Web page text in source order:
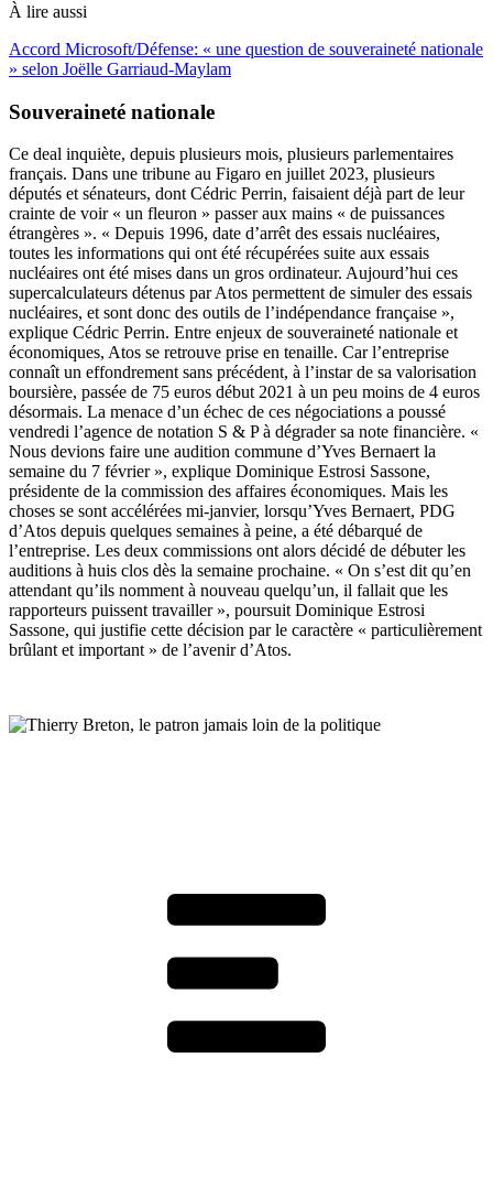
À lire aussi
Accord Microsoft/Défense: « une question de souveraineté nationale
» selon Joëlle Garriaud-Maylam
Souveraineté nationale
Ce deal inquiète, depuis plusieurs mois, plusieurs parlementaires
français. Dans une tribune au Figaro en juillet 2023, plusieurs
députés et sénateurs, dont Cédric Perrin, faisaient déjà part de leur
crainte de voir « un fleuron » passer aux mains « de puissances
étrangères ». « Depuis 1996, date d’arrêt des essais nucléaires,
toutes les informations qui ont été récupérées suite aux essais
nucléaires ont été mises dans un gros ordinateur. Aujourd’hui ces
supercalculateurs détenus par Atos permettent de simuler des essais
nucléaires, et sont donc des outils de l’indépendance française »,
explique Cédric Perrin. Entre enjeux de souveraineté nationale et
économiques, Atos se retrouve prise en tenaille. Car l’entreprise
connaît un effondrement sans précédent, à l’instar de sa valorisation
boursière, passée de 75 euros début 2021 à un peu moins de 4 euros
désormais. La menace d’un échec de ces négociations a poussé
vendredi l’agence de notation S & P à dégrader sa note financière. «
Nous devions faire une audition commune d’Yves Bernaert la
semaine du 7 février », explique Dominique Estrosi Sassone,
présidente de la commission des affaires économiques. Mais les
choses se sont accélérées mi-janvier, lorsqu’Yves Bernaert, PDG
d’Atos depuis quelques semaines à peine, a été débarqué de
l’entreprise. Les deux commissions ont alors décidé de débuter les
auditions à huis clos dès la semaine prochaine. « On s’est dit qu’en
attendant qu’ils nomment à nouveau quelqu’un, il fallait que les
rapporteurs puissent travailler », poursuit Dominique Estrosi
Sassone, qui justifie cette décision par le caractère « particulièrement
brûlant et important » de l’avenir d’Atos.